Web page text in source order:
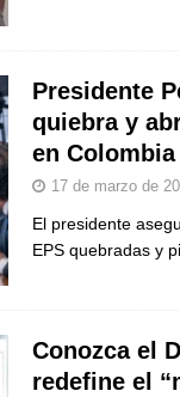
La historia detrás de la
Presidente
quiebra y
en Colombia
17 de marzo de
El presidente
EPS quebradas y
Conozca el
redefine el